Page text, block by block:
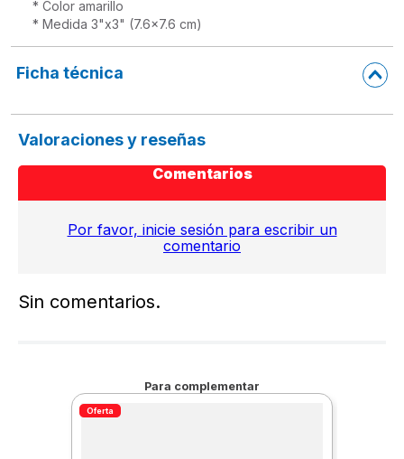
* Color amarillo
* Medida 3"x3" (7.6x7.6 cm)
Ficha técnica
Valoraciones y reseñas
Comentarios
Por favor, inicie sesión para escribir un
comentario
Sin comentarios.
Para complementar
Oferta